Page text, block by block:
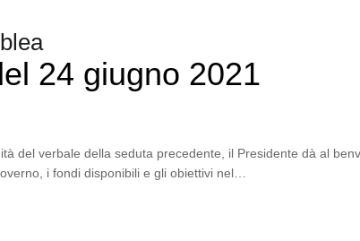
24 giugno 2021
del verbale della seduta precedente, il Presidente dà al
i fondi disponibili e gli obiettivi nel…